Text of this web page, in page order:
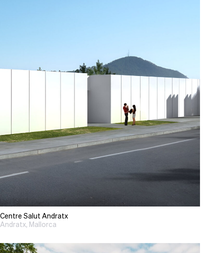
Centre Salut Andratx
Andratx, Mallorca